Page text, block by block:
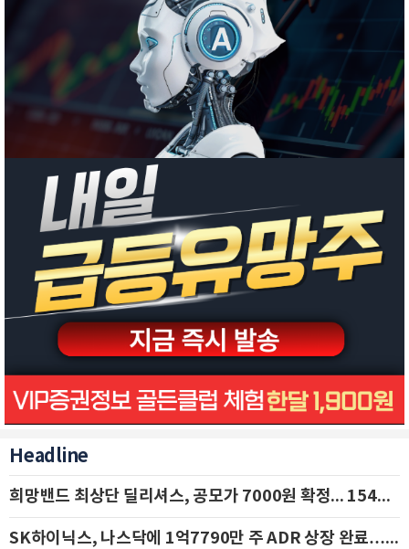
Headline
희망밴드 최상단 딜리셔스, 공모가 7000원 확정... 154억 규모 IPO 돌입
SK하이닉스, 나스닥에 1억7790만 주 ADR 상장 완료…29일 국내 추가 상장